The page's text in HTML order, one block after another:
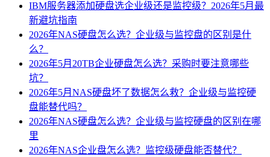
IBM服务器添加硬盘选企业级还是监控级？2026年5月最
新避坑指南
2026年NAS硬盘怎么选？企业级与监控盘的区别是什
么？
2026年5月20TB企业硬盘怎么选？采购时要注意哪些
坑？
2026年5月NAS硬盘坏了数据怎么救？企业级与监控硬
盘能替代吗？
2026年NAS硬盘怎么选？企业级与监控硬盘的区别在哪
里
2026年NAS企业盘怎么选？监控级硬盘能否替代？